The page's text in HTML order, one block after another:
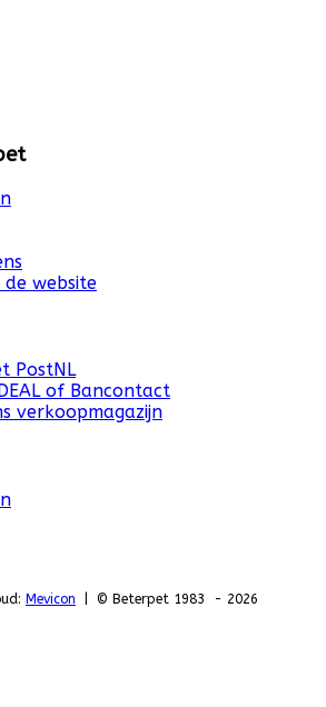
website
PostNL
of Bancontact
verkoopmagazijn
Mevicon | © Beterpet 1983 - 2026